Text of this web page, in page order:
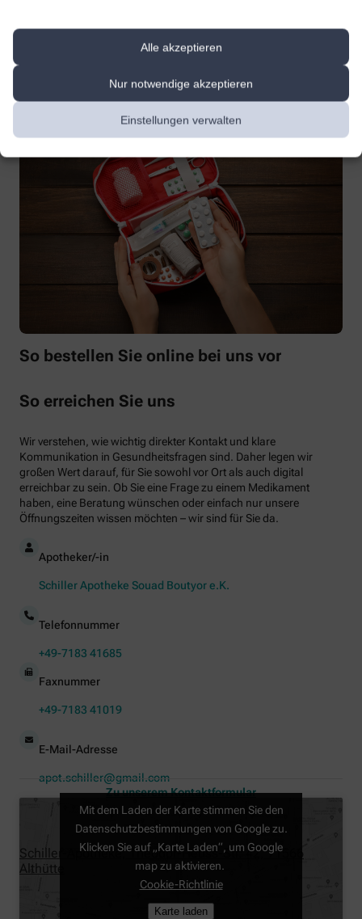
Alle akzeptieren
Nur notwendige akzeptieren
Einstellungen verwalten
und Betreuung an. Online stehen wir Ihnen mit derselben
physisch und digital, bleiben wir Ihr verlässlicher Partner in allen
Gesundheitsfragen.
So bestellen Sie online bei uns vor
So erreichen Sie uns
Wir verstehen, wie wichtig direkter Kontakt und klare
Kommunikation in Gesundheitsfragen sind. Daher legen wir
großen Wert darauf, für Sie sowohl vor Ort als auch digital
erreichbar zu sein. Ob Sie eine Frage zu einem Medikament
haben, eine Beratung wünschen oder einfach nur unsere
Öffnungszeiten wissen möchten – wir sind für Sie da.
Apotheker/-in
Schiller Apotheke Souad Boutyor e.K.
Telefonnummer
+49-7183 41685
Faxnummer
+49-7183 41019
E-Mail-Adresse
apot.schiller@gmail.com
Zu unserem Kontaktformular
Schiller-Apotheke, Theodor-Heuss-Str. 42, 71566
Althütte
Mit dem Laden der Karte stimmen Sie den
Datenschutzbestimmungen von Google zu.
Klicken Sie auf „Karte Laden“, um Google
map zu aktivieren.
Cookie-Richtlinie
Karte laden